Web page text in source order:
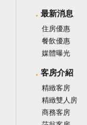
最新消息
住房優惠
餐飲優惠
媒體曝光
客房介紹
精緻客房
精緻雙人房
商務客房